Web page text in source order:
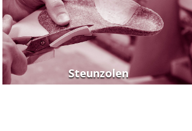
Steunzolen